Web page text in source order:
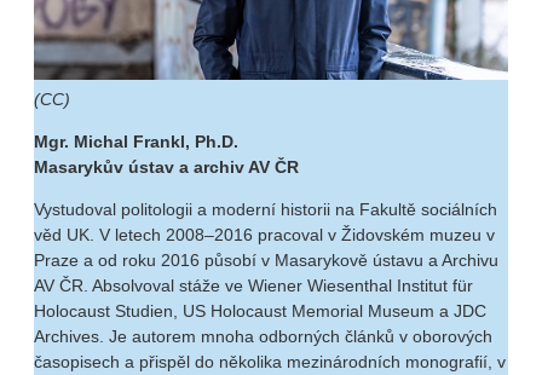
(CC)
Mgr. Michal Frankl, Ph.D.
Masarykův ústav a archiv AV ČR
Vystudoval politologii a moderní historii na Fakultě sociálních
věd UK. V letech 2008–2016 pracoval v Židovském muzeu v
Praze a od roku 2016 působí v Masarykově ústavu a Archivu
AV ČR. Absolvoval stáže ve Wiener Wiesenthal Institut für
Holocaust Studien, US Holocaust Memorial Museum a JDC
Archives. Je autorem mnoha odborných článků v oborových
časopisech a přispěl do několika mezinárodních monografií, v